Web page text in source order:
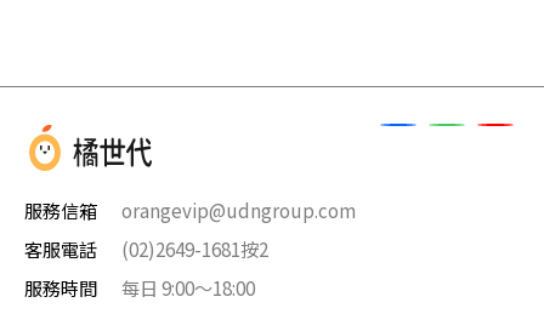
服務信箱
orangevip@udngroup.com
客服電話
(02)2649-1681按2
服務時間
每日 9:00～18:00